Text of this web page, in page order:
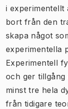
i experimentellt
bort från den
skapa något
experimentella
Experimentell
och ger
minst tre hela
från tidigare